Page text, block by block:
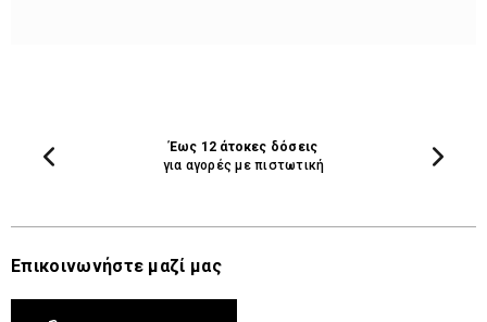
Έως 12 άτοκες δόσεις
για αγορές με πιστωτική
Επικοινωνήστε μαζί μας